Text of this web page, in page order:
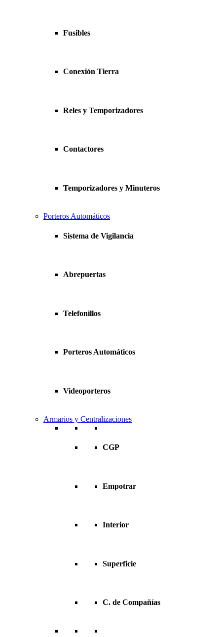
Fusibles
Conexión Tierra
Reles y Temporizadores
Contactores
Temporizadores y Minuteros
Porteros Automáticos
Sistema de Vigilancia
Abrepuertas
Telefonillos
Porteros Automáticos
Videoporteros
Armarios y Centralizaciones
CGP
Empotrar
Interior
Superficie
C. de Compañías